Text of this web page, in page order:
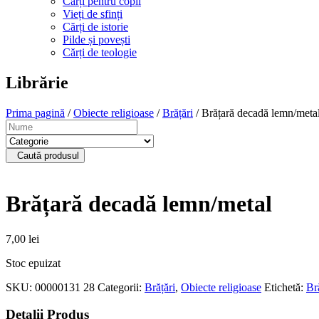
Vieți de sfinți
Cărți de istorie
Pilde și povești
Cărți de teologie
Librărie
Prima pagină /Obiecte religioase /Brățări / Brățară decadă lemn/metal
Caută produsul
Brățară decadă lemn/metal
7,00 lei
Stoc epuizat
SKU: 00000131 28 Categorii: Brățări, Obiecte religioase Etichetă:
Detalii Produs